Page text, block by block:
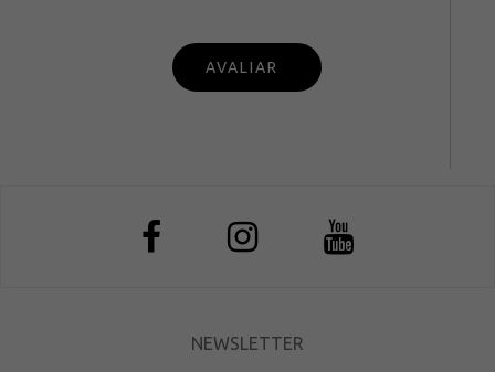
NEWSLETTER